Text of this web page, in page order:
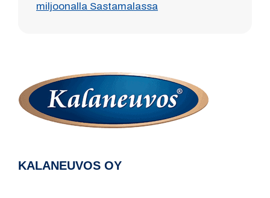
miljoonalla Sastamalassa
KALANEUVOS OY